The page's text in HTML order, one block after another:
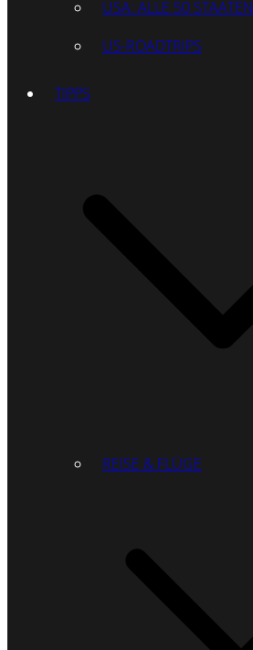
USA: ALLE 50 STAATEN
US-ROADTRIPS
TIPPS
REISE & FLÜGE